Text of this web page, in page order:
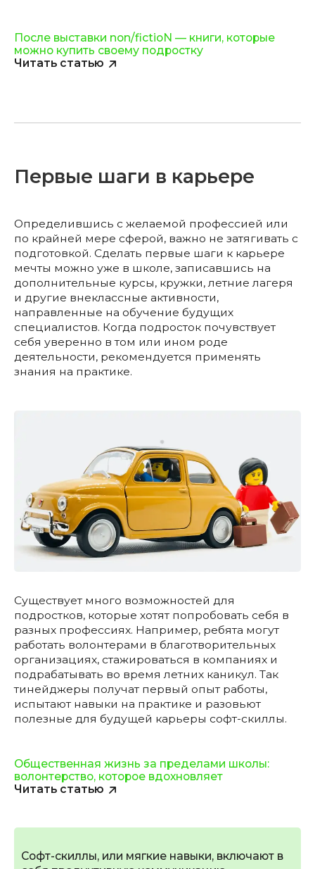
После выставки non/fictioN — книги, которые
можно купить своему подростку
Читать статью
Первые шаги в карьере
Определившись с желаемой профессией или
по крайней мере сферой, важно не затягивать с
подготовкой. Сделать первые шаги к карьере
мечты можно уже в школе, записавшись на
дополнительные курсы, кружки, летние лагеря
и другие внеклассные активности,
направленные на обучение будущих
специалистов. Когда подросток почувствует
себя уверенно в том или ином роде
деятельности, рекомендуется применять
знания на практике.
Существует много возможностей для
подростков, которые хотят попробовать себя в
разных профессиях. Например, ребята могут
работать волонтерами в благотворительных
организациях, стажироваться в компаниях и
подрабатывать во время летних каникул. Так
тинейджеры получат первый опыт работы,
испытают навыки на практике и разовьют
полезные для будущей карьеры софт-скиллы.
Общественная жизнь за пределами школы:
волонтерство, которое вдохновляет
Читать статью
Софт-скиллы, или мягкие навыки, включают в